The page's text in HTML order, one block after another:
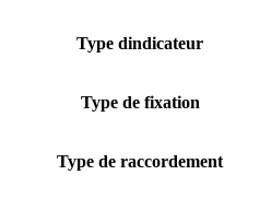
Type dindicateur
Type de fixation
Type de raccordement